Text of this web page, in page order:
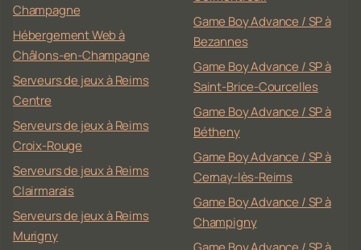
Champagne
Hébergement Web à
Châlons-en-Champagne
Serveurs de jeux à Reims
Centre
Serveurs de jeux à Reims
Croix-Rouge
Serveurs de jeux à Reims
Clairmarais
Serveurs de jeux à Reims
Murigny
Game Boy Advance / SP à
Bezannes
Game Boy Advance / SP à
Saint-Brice-Courcelles
Game Boy Advance / SP à
Bétheny
Game Boy Advance / SP à
Cernay-lès-Reims
Game Boy Advance / SP à
Champigny